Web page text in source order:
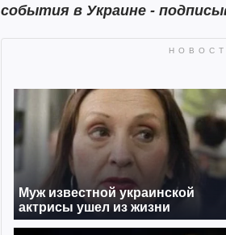
события в Украине -